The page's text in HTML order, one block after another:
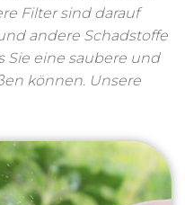
Filter sind darauf
andere Schadstoffe
Sie eine saubere und
können. Unsere